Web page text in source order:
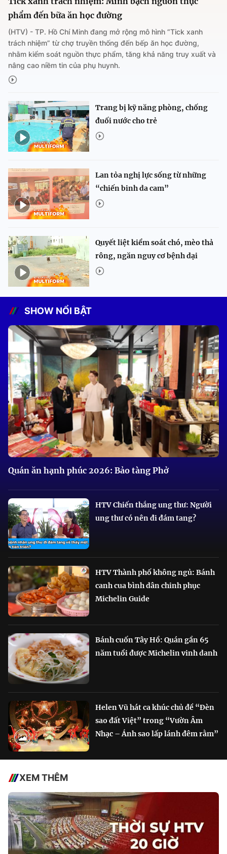
phẩm đến bữa ăn học đường
(HTV) - TP. Hồ Chí Minh đang mở rộng mô hình “Tick xanh
trách nhiệm” từ chợ truyền thống đến bếp ăn học đường,
nhằm kiểm soát nguồn thực phẩm, tăng khả năng truy xuất và
nâng cao niềm tin của phụ huynh.
Trang bị kỹ năng phòng, chống
đuối nước cho trẻ
Lan tỏa nghị lực sống từ những
“chiến binh da cam”
Quyết liệt kiểm soát chó, mèo thả
rông, ngăn nguy cơ bệnh dại
SHOW NỔI BẬT
Quán ăn hạnh phúc 2026: Bảo tàng Phở
HTV Chiến thắng ung thư: Người
ung thư có nên đi đám tang?
HTV Thành phố không ngủ: Bánh
canh cua bình dân chinh phục
Michelin Guide
Bánh cuốn Tây Hồ: Quán gần 65
năm tuổi được Michelin vinh danh
Helen Vũ hát ca khúc chủ đề “Đèn
sao đất Việt” trong “Vườn Âm
Nhạc – Ánh sao lấp lánh đêm rằm”
XEM THÊM